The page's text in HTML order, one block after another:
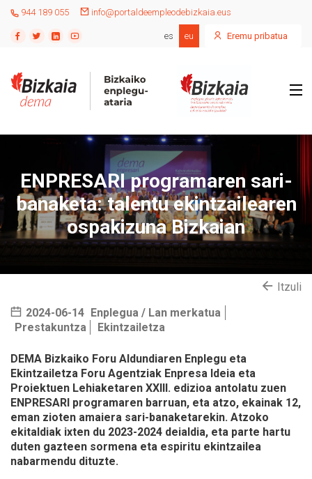
944 189 055 info@portaldeempleodebizkaia.eus
es eu Eremu pribatua
ENPRESARI programaren sari-
banaketa: talentu ekintzailearen
ospakizuna Bizkaian
Itzuli
2024-06-14 Enplegua / Lan merkatua
Prestakuntza
Ekintzailetza
DEMA Bizkaiko Foru Aldundiaren Enplegu eta
Ekintzailetza Foru Agentziak Enpresa Ideia eta
Proiektuen Lehiaketaren XXIII. edizioa antolatu zuen
ENPRESARI programaren barruan, eta atzo, ekainak 12,
eman zioten amaiera sari-banaketarekin. Atzoko
ekitaldiak ixten du 2023-2024 deialdia, eta parte hartu
duten gazteen sormena eta espiritu ekintzailea
nabarmendu dituzte.